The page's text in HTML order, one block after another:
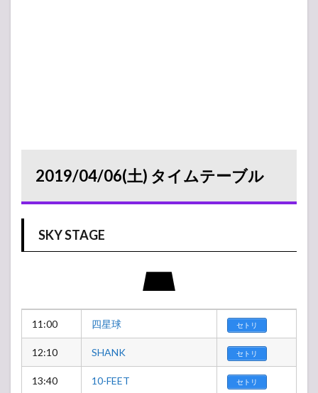
2019/04/06(土) タイムテーブル
SKY STAGE
11:00 四星球 セトリ
12:10 SHANK セトリ
13:40 10-FEET セトリ